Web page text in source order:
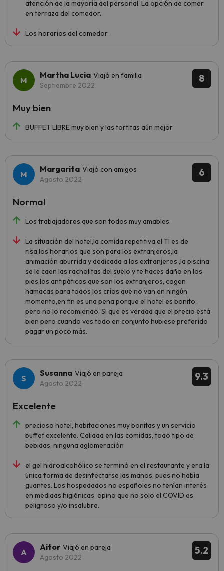
atención de la mayoría del personal. La opción de comer
en terraza del comedor.
Los horarios del comedor.
8
Martha Lucia Viajó en familia
Septiembre 2022
BUFFET LIBRE muy bien y las tortitas aún mejor
Muy bien
6
Margarita Viajó con amigos
Agosto 2022
Los trabajadores que son todos muy amables.
La situación del hotel,la comida repetitiva,el TI es de
risa,los horarios que son para los extranjeros,la
animación aburrida y dedicada a los extranjeros ,la piscina
se le caen las racholitas del suelo y te haces daño en los
pies,los antipáticos que son los extranjeros, cogen
hamacas para todos los críos que no van en ningún
momento,en fin es una pena porque el hotel es bonito,
pero no lo recomiendo. Si que es verdad que el precio está
bien pero cuando ves todo en conjunto hubiese preferido
pagar un poco más.
Normal
9.3
Susanna Viajó en pareja
Agosto 2022
precioso hotel, habitaciones muy bonitas y un servicio
buffet excelente. Calidad en las comidas, todo tipo de
bebidas, ninguna aglomeración
el gel hidroalcohólico se terminó en el restaurante y era la
única forma de desinfectarse las manos, pues no había
guantes. Los hospedados no españoles no tenían interés
en medidas higiénicas. opino que no solo el COVID es
peligroso y/o insalubre.
Excelente
5.2
Aitor Viajó en pareja
Agosto 2022